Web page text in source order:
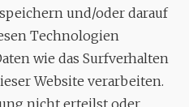
und/oder darauf
Technologien
wie das Surfverhalten
Website verarbeiten.
nicht erteilst oder
Leiter: